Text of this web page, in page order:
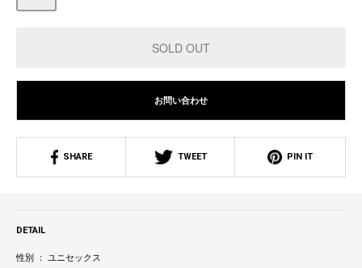
お問い合わせ
SHARE TWEET PIN IT
DETAIL
性別 ： ユニセックス